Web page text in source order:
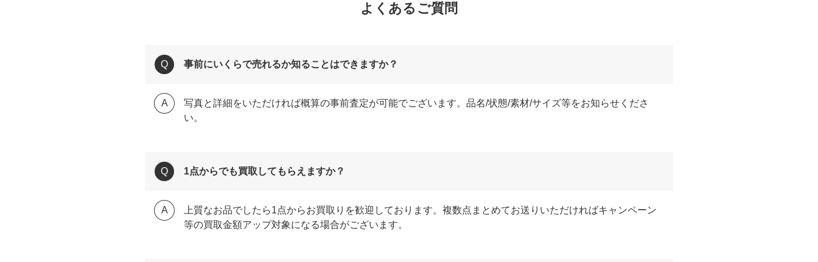
よくあるご質問
事前にいくらで売れるか知ることはできますか？
写真と詳細をいただければ概算の事前査定が可能でございます。品名/状態/素材/サイズ等をお知らせくださ
い。
1点からでも買取してもらえますか？
上質なお品でしたら1点からお買取りを歓迎しております。複数点まとめてお送りいただければキャンペーン
等の買取金額アップ対象になる場合がございます。